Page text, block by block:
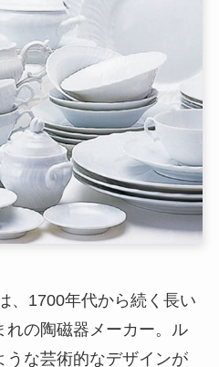
、1700年代から続く長い
れの陶磁器メーカー。ル
うな芸術的なデザインが